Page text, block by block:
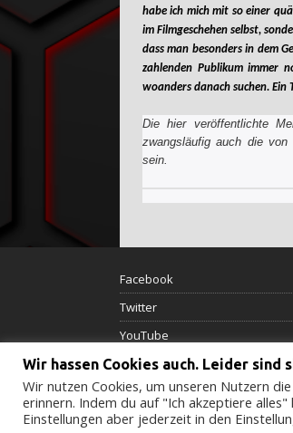
habe ich mich mit so einer
im Filmgeschehen selbst,
dass man besonders in dem
zahlenden Publikum immer
woanders danach suchen. Ein
Die hier veröffentlichte
zwangsläufig auch die von
sein.
©2018
Facebook
Twitter
YouTube
© 2022-2024 M-Reviews.de - Alle
Wir hassen Cookies auch. Leider sind
Wir nutzen Cookies, um unseren Nutzern
erinnern. Indem du auf "Ich akzeptiere
Einstellungen aber jederzeit in den